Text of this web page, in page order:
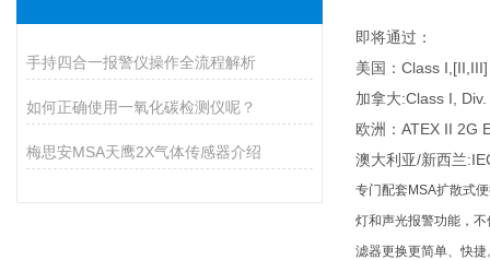
手持四合一报警仪操作全流程解析
如何正确使用一氧化碳检测仪呢？
梅思安MSA天鹰2X气体传感器介绍
即将通过：
美国：Class
加拿大:Class I,
欧洲：ATEX II 2G
澳大利亚/新西兰
专门配套MSA扩散式
灯和声光报警功能，
滤器更换更简单、快